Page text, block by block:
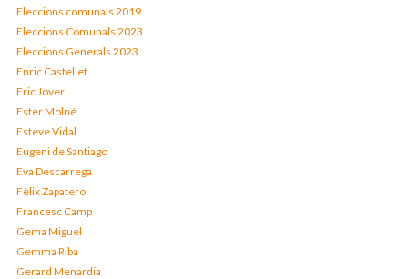
Eleccions comunals 2019
Eleccions Comunals 2023
Eleccions Generals 2023
Enric Castellet
Eric Jover
Ester Molné
Esteve Vidal
Eugeni de Santiago
Eva Descarrega
Fèlix Zapatero
Francesc Camp
Gema Miguel
Gemma Riba
Gerard Menardia